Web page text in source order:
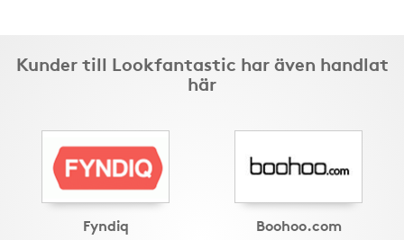
Kunder till Lookfantastic har även handlat
här
Fyndiq Boohoo.com